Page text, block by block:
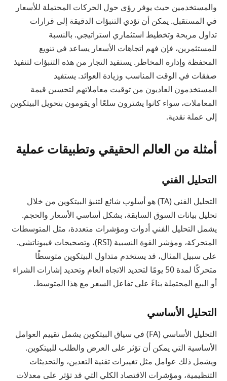
والمستخدمين حيث يوفر رؤى حول الحركات المحتملة للأسعار
في المستقبل. يمكن أن تؤدي التنبؤات الدقيقة إلى قرارات
تداول مربحة وتخطيط استثماري استراتيجي. بالنسبة
للمستثمرين، فإن فهم اتجاهات الأسعار يساعد في تنويع
المحفظة وإدارة المخاطر. يستفيد التجار من هذه التنبؤات لتنفيذ
صفقات في الوقت المناسب وزيادة العوائد. يستفيد
المستخدمون العاديون من توقيت معاملاتهم لتحسين قيمة
المعاملات، سواء كانوا يشترون سلعًا أو يقومون بتحويل البيتكوين
إلى عملة نقدية.
أمثلة من العالم الحقيقي وتطبيقات عملية
التحليل الفني
التحليل الفني (TA) هو أسلوب شائع لتنبؤ البيتكوين من خلال
تحليل بيانات السوق السابقة، بشكل أساسي الأسعار والحجم.
يشمل التحليل الفني أدوات ومؤشرات متعددة، مثل المتوسطات
المتحركة، ومؤشر القوة النسبية (RSI)، وتصحيحات فيبوناتشي.
على سبيل المثال، قد يستخدم متداول البيتكوين متوسطًا
متحركًا لمدة 50 يومًا لتحديد الاتجاه العام وتحديد إشارات الشراء
أو البيع المحتملة بناءً على تفاعل السعر مع هذا المتوسط.
التحليل الأساسي
التحليل الأساسي (FA) في سياق البيتكوين يشمل تقييم العوامل
الأساسية التي يمكن أن تؤثر على العرض والطلب للبيتكوين.
ويشمل ذلك عوامل مثل تغييرات تقنية التعدين، والتحديثات
التنظيمية، ومؤشرات الاقتصاد الكلي التي قد تؤثر على معدلات